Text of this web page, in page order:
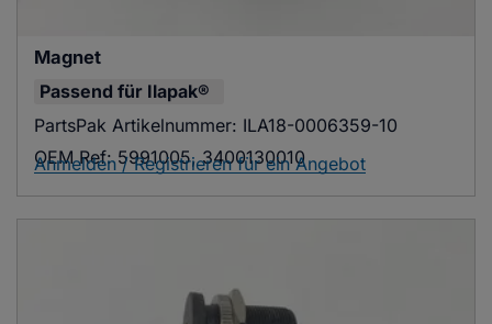
Magnet
Passend für Ilapak®
PartsPak Artikelnummer: ILA18-0006359-10
OEM Ref: 5991005, 3400130010
Anmelden / Registrieren für ein Angebot